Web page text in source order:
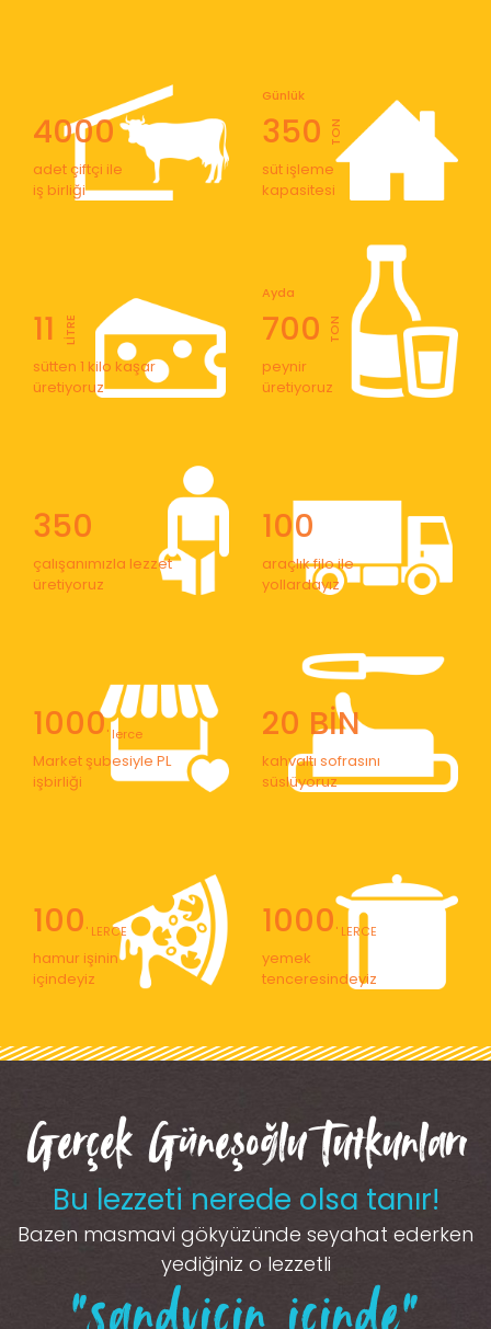
4000
adet çiftçi ile
iş birliği
350
Günlük
TON
süt işleme
kapasitesi
11 LİTRE
sütten 1 kilo kaşar
üretiyoruz
700
Ayda
TON
peynir
üretiyoruz
350
çalışanımızla lezzet
üretiyoruz
100
araçlık filo ile
yollardayız
1000' lerce
Market şubesiyle PL
işbirliği
20 BİN
kahvaltı sofrasını
süslüyoruz
100' LERCE
hamur işinin
içindeyiz
1000' LERCE
yemek
tenceresindeyiz
Gerçek Güneşoğlu Tutkunları
Bu lezzeti nerede olsa tanır!
Bazen masmavi gökyüzünde seyahat ederken
yediğiniz o lezzetli